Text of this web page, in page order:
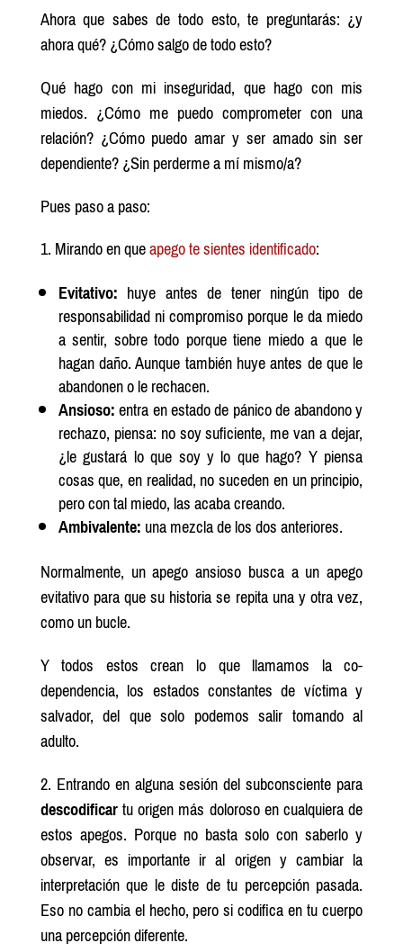
Ahora que sabes de todo esto, te preguntarás: ¿y
ahora qué? ¿Cómo salgo de todo esto?
Qué hago con mi inseguridad, que hago con mis
miedos. ¿Cómo me puedo comprometer con una
relación? ¿Cómo puedo amar y ser amado sin ser
dependiente? ¿Sin perderme a mí mismo/a?
Pues paso a paso:
Mirando en queapego te sientes identificado:
Evitativo: huye antes de tener ningún tipo de
responsabilidad ni compromiso porque le da miedo
a sentir, sobre todo porque tiene miedo a que le
hagan daño. Aunque también huye antes de que le
abandonen o le rechacen.
Ansioso:entra en estado de pánico de abandono y
rechazo, piensa: no soy suficiente, me van a dejar,
¿le gustará lo que soy y lo que hago? Y piensa
cosas que, en realidad, no suceden en un principio,
pero con tal miedo, las acaba creando.
Ambivalente:una mezcla de los dos anteriores.
Normalmente, un apego ansioso busca a un apego
evitativo para que su historia se repita una y otra vez,
como un bucle.
Y todos estos crean lo que llamamos la co-
dependencia, los estados constantes de víctima y
salvador, del que solo podemos salir tomando al
adulto.
2. Entrando en alguna sesión del subconsciente para
descodificartu origen más doloroso en cualquiera de
estos apegos. Porque no basta solo con saberlo y
observar, es importante ir al origen y cambiar la
interpretación que le diste de tu percepción pasada.
Eso no cambia el hecho, pero si codifica en tu cuerpo
una percepción diferente.